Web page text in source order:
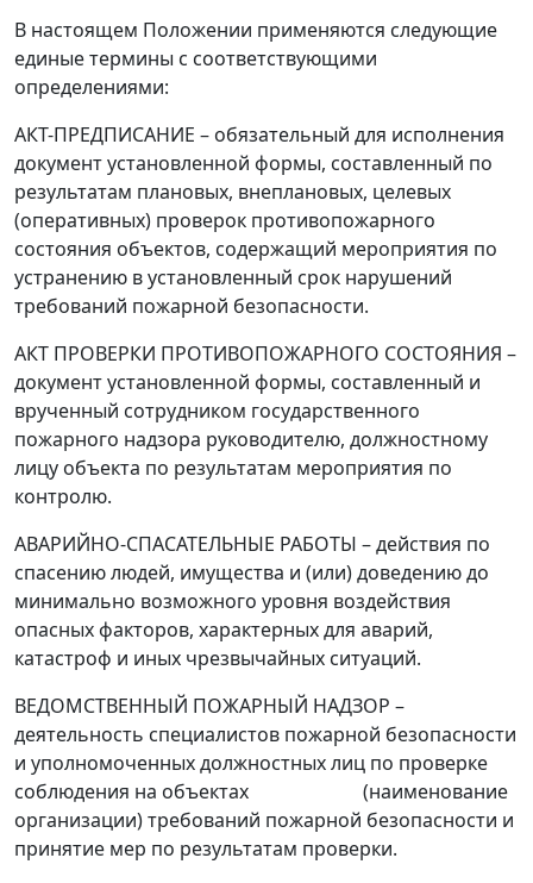
В настоящем Положении применяются следующие
единые термины с соответствующими
определениями:
АКТ-ПРЕДПИСАНИЕ – обязательный для исполнения
документ установленной формы, составленный по
результатам плановых, внеплановых, целевых
(оперативных) проверок противопожарного
состояния объектов, содержащий мероприятия по
устранению в установленный срок нарушений
требований пожарной безопасности.
АКТ ПРОВЕРКИ ПРОТИВОПОЖАРНОГО СОСТОЯНИЯ –
документ установленной формы, составленный и
врученный сотрудником государственного
пожарного надзора руководителю, должностному
лицу объекта по результатам мероприятия по
контролю.
АВАРИЙНО-СПАСАТЕЛЬНЫЕ РАБОТЫ –действия по
спасению людей, имущества и (или) доведению до
минимально возможного уровня воздействия
опасных факторов, характерных для аварий,
катастроф и иных чрезвычайных ситуаций.
ВЕДОМСТВЕННЫЙ ПОЖАРНЫЙ НАДЗОР –
деятельность специалистов пожарной безопасности
и уполномоченных должностных лиц по проверке
соблюдения на объектах (наименование
организации)требований пожарной безопасности и
принятие мер по результатам проверки.